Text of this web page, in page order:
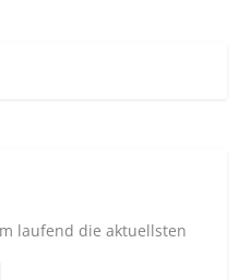
laufend die aktuellsten